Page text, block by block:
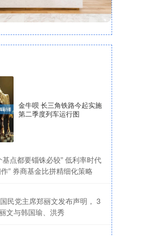
金牛呗 长三角铁路今起实施
第二季度列车运行图
基点都要锱铢必较” 低利率时代
” 券商基金比拼精细化策略
民党主席郑丽文发布声明， 3
文与韩国瑜、洪秀